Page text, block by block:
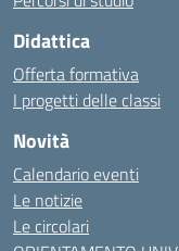
Didattica
Offerta formativa
I progetti delle classi
Novità
Calendario eventi
Le notizie
Le circolari